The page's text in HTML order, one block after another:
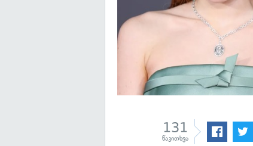
131
წაკითხვა